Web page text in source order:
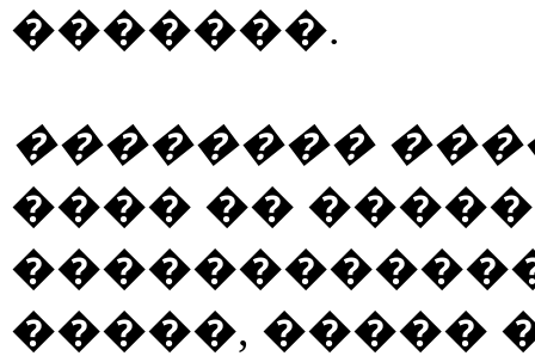
�������.
��������
���� ��
�����, �����